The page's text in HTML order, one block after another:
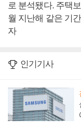
로 분석됐다. 주택
월 지난해 같은 기
자
인기기사